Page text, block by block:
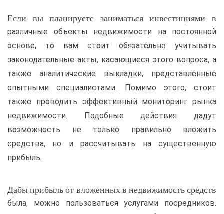
Если вы планируете заниматься инвестициями в
различные объекты недвижимости на постоянной
основе, то вам стоит обязательно учитывать
законодательные акты, касающиеся этого вопроса, а
также аналитические выкладки, представленные
опытными специалистами. Помимо этого, стоит
также проводить эффективный мониторинг рынка
недвижимости. Подобные действия дадут
возможность не только правильно вложить
средства, но и рассчитывать на существенную
прибыль.
Дабы прибыль от вложенных в недвижимость средств
была, можно пользоваться услугами посредников.